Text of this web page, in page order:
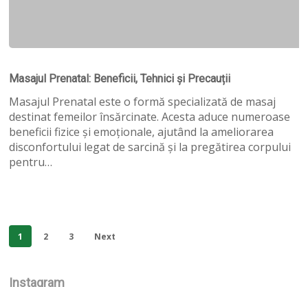
Prenatal:
Beneficii,
Tehnici
și
Precauții
Masajul Prenatal: Beneficii, Tehnici și Precauții
Masajul Prenatal este o formă specializată de masaj
destinat femeilor însărcinate. Acesta aduce numeroase
beneficii fizice și emoționale, ajutând la ameliorarea
disconfortului legat de sarcină și la pregătirea corpului
pentru…
1 2 3 Next
Instagram